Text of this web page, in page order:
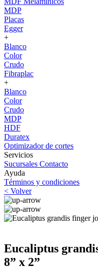
MDP
Placas
Egger
+
Blanco
Color
Crudo
Fibraplac
+
Blanco
Color
Crudo
MDP
HDF
Duratex
Optimizador de cortes
Servicios
Sucursales Contacto
Ayuda
Términos y condiciones
< Volver
Eucaliptus
8” x 2”